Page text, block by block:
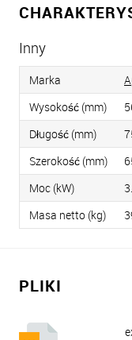
Inny
Marka
Wysokość (mm)
Długość (mm)
Szerokość (mm)
Moc (kW)
Masa netto (kg)
PLIKI